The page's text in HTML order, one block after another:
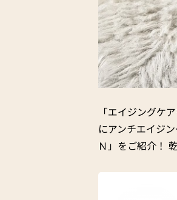
「エイジングケ
にアンチエイジ
Ｎ」をご紹介！